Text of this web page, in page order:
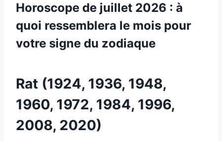
Horoscope de juillet 2026 : à
quoi ressemblera le mois pour
votre signe du zodiaque
Rat (1924, 1936, 1948,
1960, 1972, 1984, 1996,
2008, 2020)